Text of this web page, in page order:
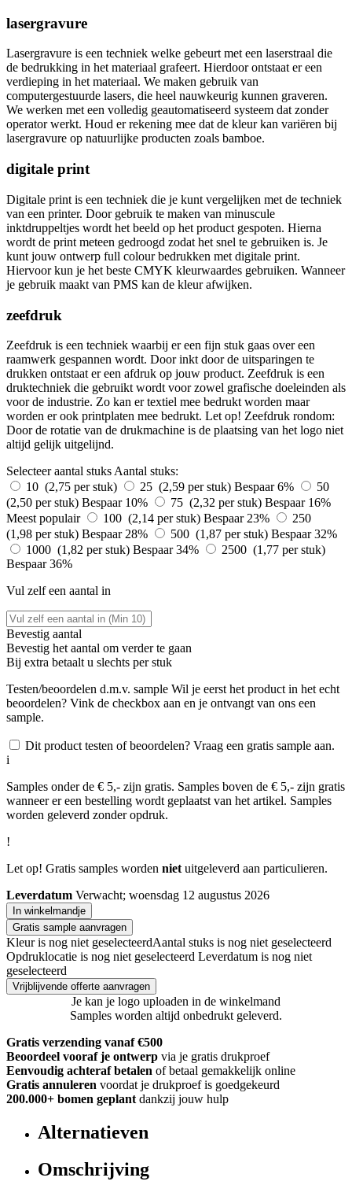
lasergravure
Lasergravure is een techniek welke gebeurt met een laserstraal die
de bedrukking in het materiaal grafeert. Hierdoor ontstaat er een
verdieping in het materiaal. We maken gebruik van
computergestuurde lasers, die heel nauwkeurig kunnen graveren.
We werken met een volledig geautomatiseerd systeem dat zonder
operator werkt. Houd er rekening mee dat de kleur kan variëren bij
lasergravure op natuurlijke producten zoals bamboe.
digitale print
Digitale print is een techniek die je kunt vergelijken met de techniek
van een printer. Door gebruik te maken van minuscule
inktdruppeltjes wordt het beeld op het product gespoten. Hierna
wordt de print meteen gedroogd zodat het snel te gebruiken is. Je
kunt jouw ontwerp full colour bedrukken met digitale print.
Hiervoor kun je het beste CMYK kleurwaardes gebruiken. Wanneer
je gebruik maakt van PMS kan de kleur afwijken.
zeefdruk
Zeefdruk is een techniek waarbij er een fijn stuk gaas over een
raamwerk gespannen wordt. Door inkt door de uitsparingen te
drukken ontstaat er een afdruk op jouw product. Zeefdruk is een
druktechniek die gebruikt wordt voor zowel grafische doeleinden als
voor de industrie. Zo kan er textiel mee bedrukt worden maar
worden er ook printplaten mee bedrukt. Let op! Zeefdruk rondom:
Door de rotatie van de drukmachine is de plaatsing van het logo niet
altijd gelijk uitgelijnd.
Selecteer aantal stuks Aantal stuks:
10 (2,75 per stuk)
25 (2,59 per stuk) Bespaar 6%
50
(2,50 per stuk) Bespaar 10% 75 (2,32 per stuk) Bespaar 16%
Meest populair
100 (2,14 per stuk) Bespaar 23%
250
(1,98 per stuk) Bespaar 28% 500 (1,87 per stuk) Bespaar 32%
1000 (1,82 per stuk) Bespaar 34%
2500 (1,77 per stuk)
Bespaar 36%
Vul zelf een aantal in
Bevestig aantal
Bevestig het aantal om verder te gaan
Bij extra betaalt u slechts per stuk
Testen/beoordelen d.m.v. sample Wil je eerst het product in het echt
beoordelen? Vink de checkbox aan en je ontvangt van ons een
sample.
Dit product testen of beoordelen? Vraag een gratis sample aan.
i
Samples onder de € 5,- zijn gratis. Samples boven de € 5,- zijn gratis
wanneer er een bestelling wordt geplaatst van het artikel. Samples
worden geleverd zonder opdruk.
!
Let op! Gratis samples worden niet uitgeleverd aan particulieren.
Leverdatum Verwacht; woensdag 12 augustus 2026
In winkelmandje
Gratis sample aanvragen
Kleur is nog niet geselecteerdAantal stuks is nog niet geselecteerd
Opdruklocatie is nog niet geselecteerd Leverdatum is nog niet
geselecteerd
Vrijblijvende offerte aanvragen
Je kan je logo uploaden in de winkelmand
Samples worden altijd onbedrukt geleverd.
Gratis verzending vanaf €500
Beoordeel vooraf je ontwerp via je gratis drukproef
Eenvoudig achteraf betalen of betaal gemakkelijk online
Gratis annuleren voordat je drukproef is goedgekeurd
200.000+ bomen geplant dankzij jouw hulp
Alternatieven
Omschrijving